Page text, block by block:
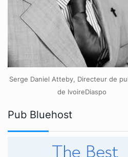
Serge Daniel Atteby, Directeur de
de IvoireDiaspo
Pub Bluehost